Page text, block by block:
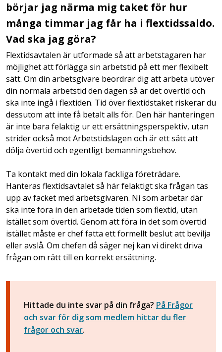
börjar jag närma mig taket för hur
många timmar jag får ha i flextidssaldo.
Vad ska jag göra?
Flextidsavtalen är utformade så att arbetstagaren har
möjlighet att förlägga sin arbetstid på ett mer flexibelt
sätt. Om din arbetsgivare beordrar dig att arbeta utöver
din normala arbetstid den dagen så är det övertid och
ska inte ingå i flextiden. Tid över flextidstaket riskerar du
dessutom att inte få betalt alls för. Den här hanteringen
är inte bara felaktig ur ett ersättningsperspektiv, utan
strider också mot Arbetstidslagen och är ett sätt att
dölja övertid och egentligt bemanningsbehov.
Ta kontakt med din lokala fackliga företrädare.
Hanteras flextidsavtalet så här felaktigt ska frågan tas
upp av facket med arbetsgivaren. Ni som arbetar där
ska inte föra in den arbetade tiden som flextid, utan
istället som övertid. Genom att föra in det som övertid
istället måste er chef fatta ett formellt beslut att bevilja
eller avslå. Om chefen då säger nej kan vi direkt driva
frågan om rätt till en korrekt ersättning.
Hittade du inte svar på din fråga? På Frågor
och svar för dig som medlem hittar du fler
frågor och svar.